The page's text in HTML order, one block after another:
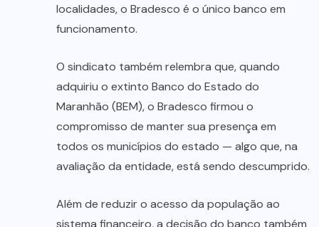
localidades, o Bradesco é o único banco em
funcionamento.
O sindicato também relembra que, quando
adquiriu o extinto Banco do Estado do
Maranhão (BEM), o Bradesco firmou o
compromisso de manter sua presença em
todos os municípios do estado — algo que, na
avaliação da entidade, está sendo descumprido.
Além de reduzir o acesso da população ao
sistema financeiro, a decisão do banco também